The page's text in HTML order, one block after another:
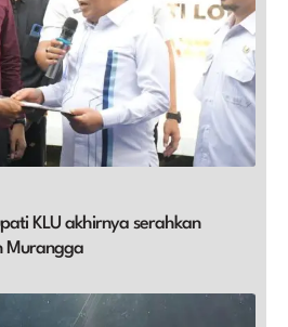
KLU akhirnya serahkan
Murangga